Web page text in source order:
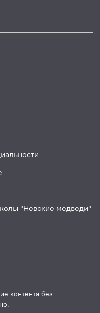
"Невские медведи"
контента без